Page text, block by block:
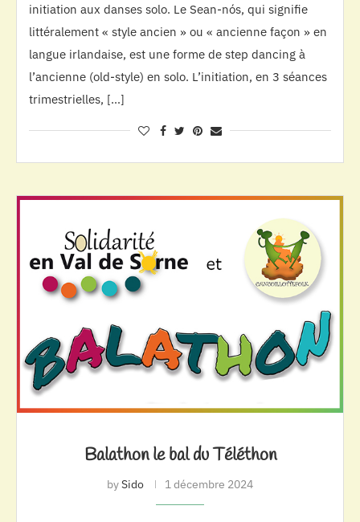
initiation aux danses solo. Le Sean-nós, qui signifie
littéralement « style ancien » ou « ancienne façon » en
langue irlandaise, est une forme de step dancing à
l’ancienne (old-style) en solo. L’initiation, en 3 séances
trimestrielles, […]
Balathon le bal du Téléthon
bySido 1 décembre 2024